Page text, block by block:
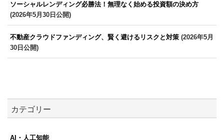
ソーシャルレンディング必勝法！無理なく始める投資額の決め方
(2026年5月30日公開)
不動産クラウドファンディング、賢く避けるリスクと対策 (2026年5月
30日公開)
カテゴリー
AI・人工知能